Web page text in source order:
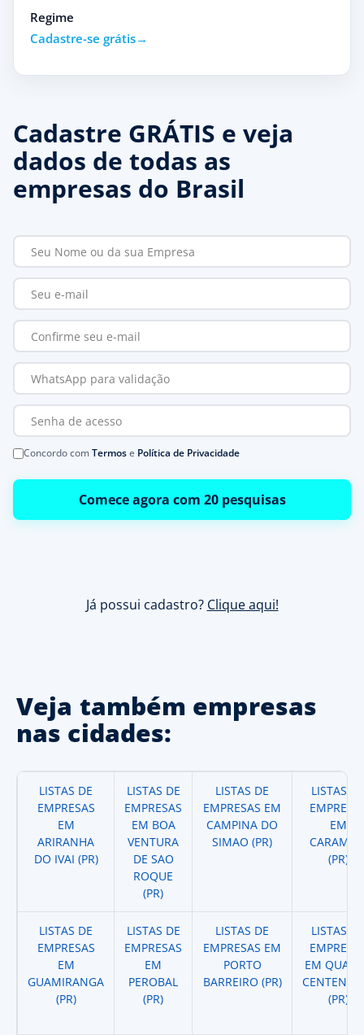
Regime
Cadastre-se grátis
Cadastre GRÁTIS e veja
dados de todas as
empresas do Brasil
Concordo comTermose Política de Privacidade
Comece agora com 20 pesquisas
Já possui cadastro? Clique aqui!
Veja também empresas
nas cidades:
LISTAS DE
EMPRESAS
EM
ARIRANHA
DO IVAI (PR)
LISTAS DE
EMPRESAS
EM BOA
VENTURA
DE SAO
ROQUE
(PR)
LISTAS DE
EMPRESAS EM
CAMPINA DO
SIMAO (PR)
LISTAS DE
EM
(PR)
LISTAS DE
EMPRESAS
EM
GUAMIRANGA
(PR)
LISTAS DE
EMPRESAS
EM
PEROBAL
(PR)
LISTAS DE
EMPRESAS EM
PORTO
BARREIRO (PR)
LISTAS DE
EM
(PR)